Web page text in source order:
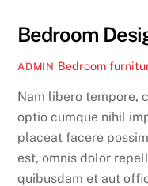
Bedroom
ADMIN Bedroom
Nam libero tempore,
optio cumque nihil
placeat facere
est, omnis dolor
quibusdam et aut